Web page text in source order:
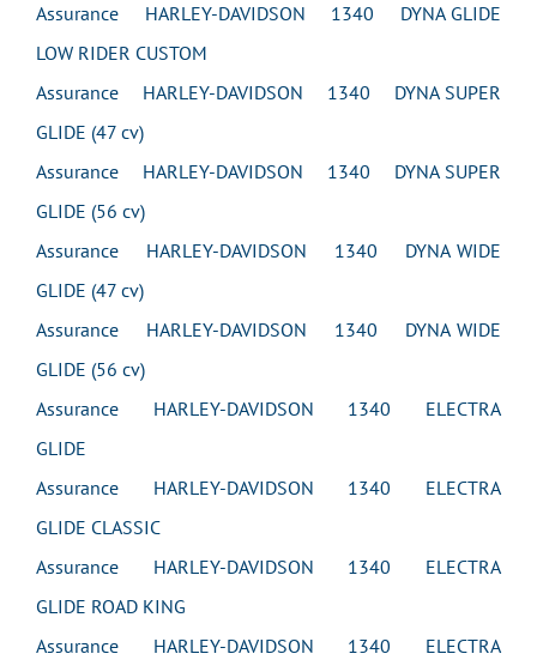
Assurance HARLEY-DAVIDSON 1340 DYNA GLIDE
LOW RIDER CUSTOM
Assurance HARLEY-DAVIDSON 1340 DYNA SUPER
GLIDE (47 cv)
Assurance HARLEY-DAVIDSON 1340 DYNA SUPER
GLIDE (56 cv)
Assurance HARLEY-DAVIDSON 1340 DYNA WIDE
GLIDE (47 cv)
Assurance HARLEY-DAVIDSON 1340 DYNA WIDE
GLIDE (56 cv)
Assurance HARLEY-DAVIDSON 1340 ELECTRA
GLIDE
Assurance HARLEY-DAVIDSON 1340 ELECTRA
GLIDE CLASSIC
Assurance HARLEY-DAVIDSON 1340 ELECTRA
GLIDE ROAD KING
Assurance HARLEY-DAVIDSON 1340 ELECTRA